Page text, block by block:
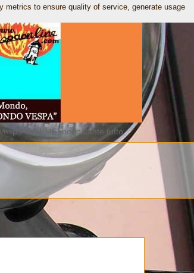
dal 1946, nonostante tutto.
metrics to ensure quality of service, generate usage